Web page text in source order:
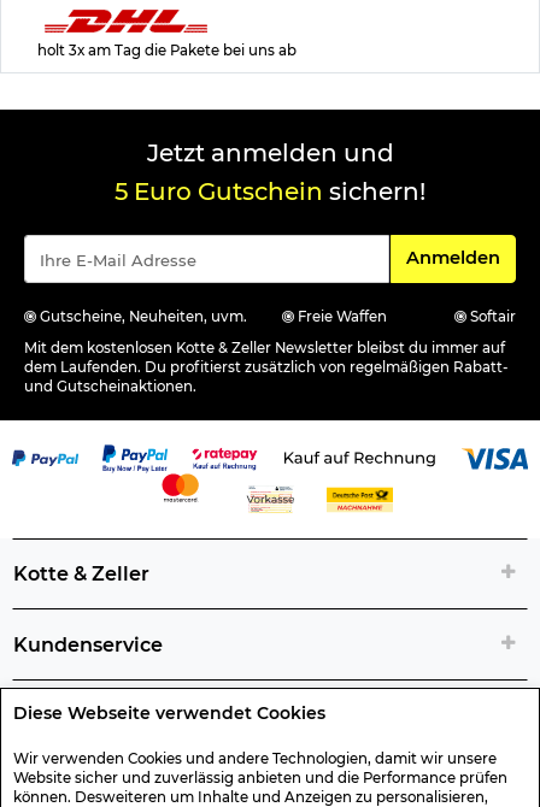
Diese Webseite verwendet Cookies
Wir verwenden Cookies und andere Technologien, damit wir unsere
Website sicher und zuverlässig anbieten und die Performance prüfen
können. Desweiteren um Inhalte und Anzeigen zu personalisieren,
holt 3x am Tag die Pakete bei uns ab
Jetzt anmelden und
5 Euro Gutschein sichern!
Für den
Anmelden
Gutscheine, Neuheiten, uvm. Freie Waffen
Softair
Mit dem kostenlosen Kotte & Zeller Newsletter bleibst du immer auf
dem Laufenden. Du profitierst zusätzlich von regelmäßigen Rabatt-
und Gutscheinaktionen.
Kotte & Zeller
Kundenservice
Rechtliche Artikelinfos
Geschenk-Gutscheine